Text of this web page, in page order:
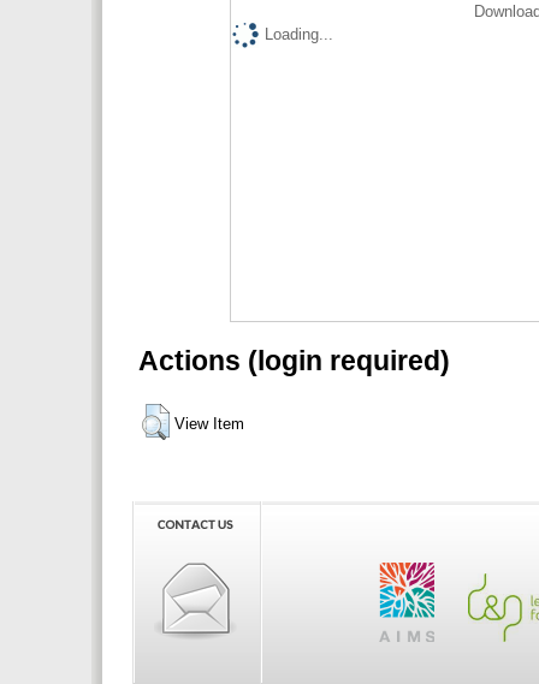
Loading...
Actions (login required)
View Item